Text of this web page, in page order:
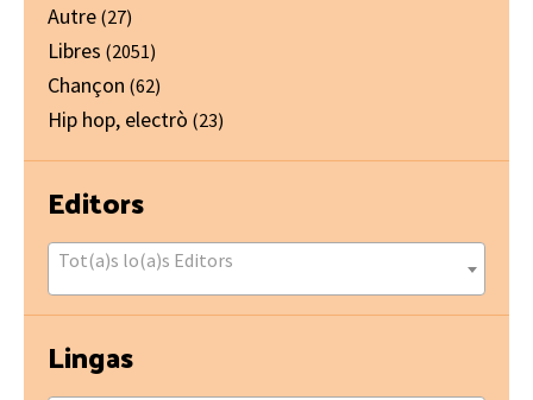
Autre (27)
Libres (2051)
Chançon (62)
Hip hop, electrò (23)
Editors
Tot(a)s lo(a)s Editors
Lingas